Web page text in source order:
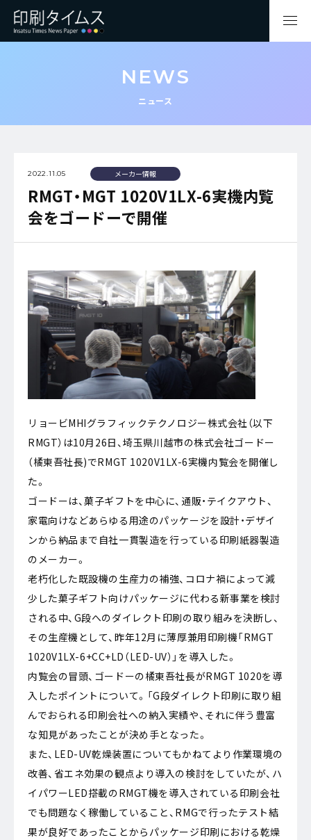
NEWS
ニュース
2022.11.05 メーカー情報
RMGT・MGT 1020V1LX-6実機内覧
会をゴードーで開催
リョービMHIグラフィックテクノロジー株式会社（以下
RMGT）は10月26日、埼玉県川越市の株式会社ゴードー
（橘東吾社長)でRMGT 1020V1LX-6実機内覧会を開催し
た。
ゴードーは、菓子ギフトを中心に、通販・テイクアウト、
家電向けなどあらゆる用途のパッケージを設計・デザイ
ンから納品まで自社一貫製造を行っている印刷紙器製造
のメーカー。
老朽化した既設機の生産力の補強、コロナ禍によって減
少した菓子ギフト向けパッケージに代わる新事業を検討
される中、G段へのダイレクト印刷の取り組みを決断し、
その生産機として、昨年12月に薄厚兼用印刷機「RMGT
1020V1LX-6+CC+LD（LED-UV）」を導入した。
内覧会の冒頭、ゴードーの橘東吾社長がRMGT 1020を導
入したポイントについて。「G段ダイレクト印刷に取り組
んでおられる印刷会社への納入実績や、それに伴う豊富
な知見があったことが決め手となった。
また、LED-UV乾燥装置についてもかねてより作業環境の
改善、省エネ効果の観点より導入の検討をしていたが、ハ
イパワーLED搭載のRMGT機を導入されている印刷会社
でも問題なく稼働していること、RMGで行ったテスト結
果が良好であったことからパッケージ印刷における乾燥